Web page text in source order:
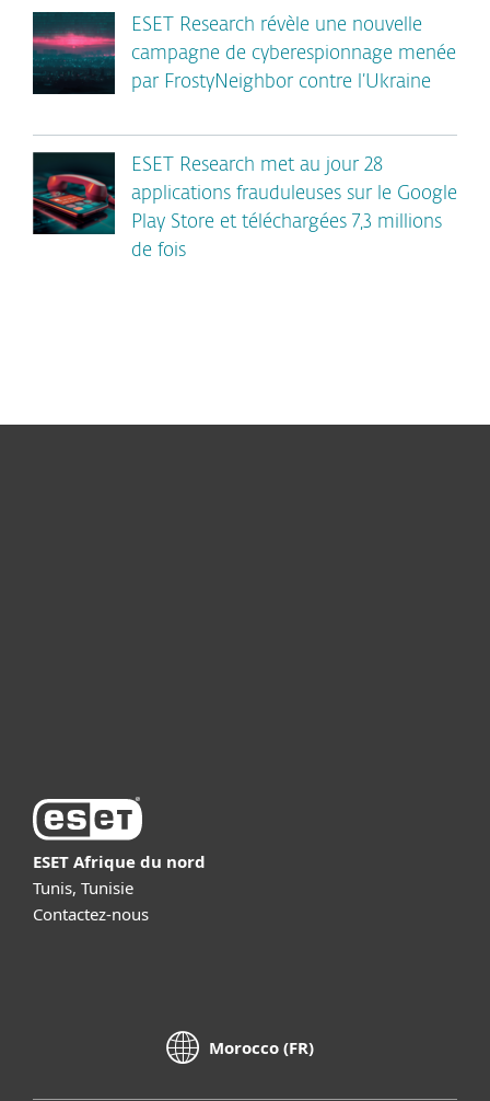
ESET Research révèle une nouvelle
campagne de cyberespionnage menée
par FrostyNeighbor contre l’Ukraine
ESET Research met au jour 28
applications frauduleuses sur le Google
Play Store et téléchargées 7,3 millions
de fois
ESET Afrique du nord
Tunis, Tunisie
Contactez-nous
Morocco (FR)